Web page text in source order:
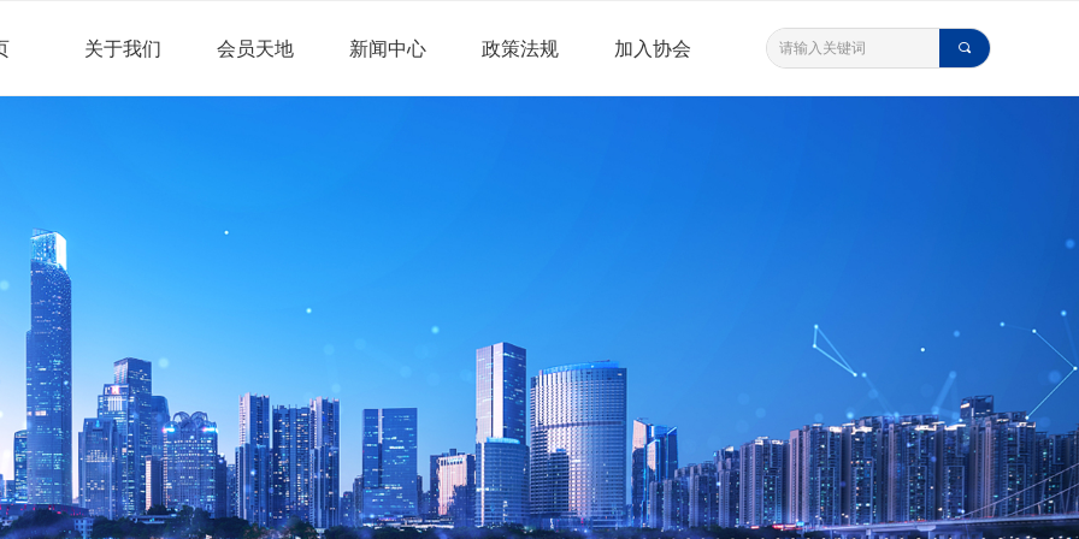
关于我们 会员天地 新闻中心 政策法规 加入协会 끠